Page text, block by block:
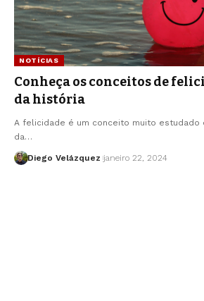
NOTÍCIAS
Conheça os conceitos de
da história
A felicidade é um conceito muito estudado
da…
Diego Velázquez janeiro 22, 2024